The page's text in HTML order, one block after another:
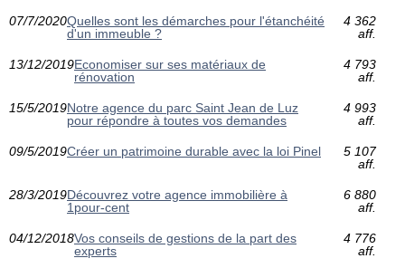
07/7/2020Quelles sont les démarches pour l'étanchéité
d'un immeuble ?
4 362
aff.
13/12/2019Economiser sur ses matériaux de
rénovation
4 793
aff.
15/5/2019Notre agence du parc Saint Jean de Luz
pour répondre à toutes vos demandes
4 993
aff.
09/5/2019Créer un patrimoine durable avec la loi Pinel
5 107
aff.
28/3/2019Découvrez votre agence immobilière à
1pour-cent
6 880
aff.
04/12/2018Vos conseils de gestions de la part des
experts
4 776
aff.